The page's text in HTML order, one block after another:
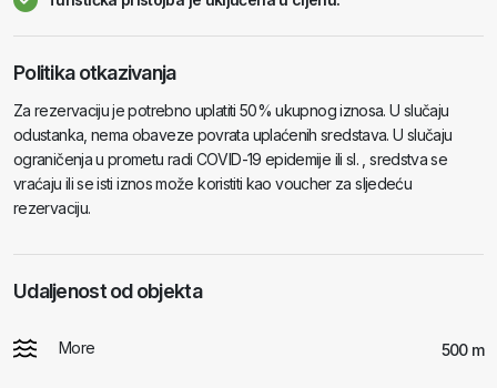
Politika otkazivanja
Za rezervaciju je potrebno uplatiti 50% ukupnog iznosa. U slučaju
odustanka, nema obaveze povrata uplaćenih sredstava. U slučaju
ograničenja u prometu radi COVID-19 epidemije ili sl. , sredstva se
vraćaju ili se isti iznos može koristiti kao voucher za sljedeću
rezervaciju.
Udaljenost od objekta
More 500 m